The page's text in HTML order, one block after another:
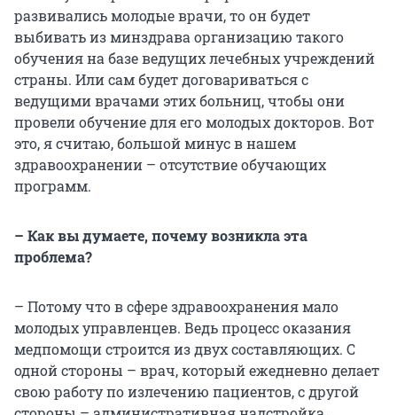
развивались молодые врачи, то он будет
выбивать из минздрава организацию такого
обучения на базе ведущих лечебных учреждений
страны. Или сам будет договариваться с
ведущими врачами этих больниц, чтобы они
провели обучение для его молодых докторов. Вот
это, я считаю, большой минус в нашем
здравоохранении – отсутствие обучающих
программ.
– Как вы думаете, почему возникла эта
проблема?
– Потому что в сфере здравоохранения мало
молодых управленцев. Ведь процесс оказания
медпомощи строится из двух составляющих. С
одной стороны – врач, который ежедневно делает
свою работу по излечению пациентов, с другой